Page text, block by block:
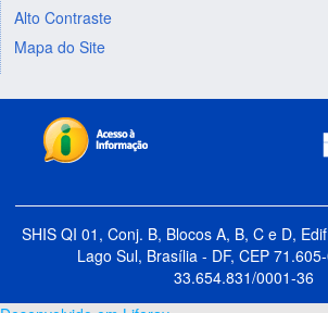
Alto Contraste
Mapa do Site
SHIS QI 01, Conj. B, Blocos A, B, C e D,
Lago Sul, Brasília - DF, CEP
33.654.831/0001-36